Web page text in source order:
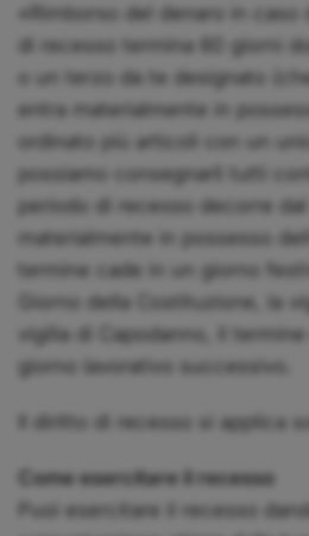
«Rimborso del denaro in caso
di recesso termina 60 giorni
o un terzo da te designato
entra materialmente in
ordinato più articoli con un
possiamo consegnarli tutti
periodo di recesso decorre
materialmente in possesso
termine cade in un giorno
Giorno della Costituzione, la
vigilia di Capodanno, il
giorno lavorativo successivo.
Il diritto di recesso si applica
Come esercitare il recesso
Puoi esercitare il recesso